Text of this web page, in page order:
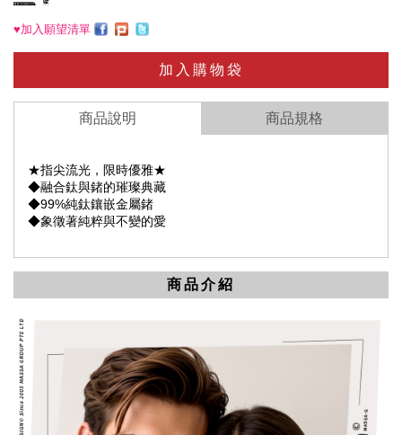
♥加入願望清單
加入購物袋
商品說明 商品規格
★指尖流光，限時優雅★
◆融合鈦與鍺的璀璨典藏
◆99%純鈦鑲嵌金屬鍺
◆象徵著純粹與不變的愛
商品介紹